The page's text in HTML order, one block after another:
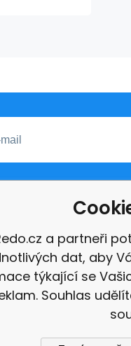
a partneři
dat, aby
týkající se
Souhlas